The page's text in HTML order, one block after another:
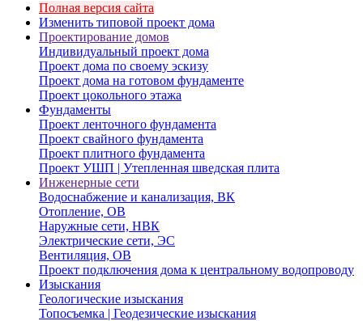
Полная версия сайта
Изменить типовой проект дома
Проектирование домов
Индивидуальный проект дома
Проект дома по своему эскизу
Проект дома на готовом фундаменте
Проект цокольного этажа
Фундаменты
Проект ленточного фундамента
Проект свайного фундамента
Проект плитного фундамента
Проект УШП | Утепленная шведская плита
Инженерные сети
Водоснабжение и канализация, ВК
Отопление, ОВ
Наружные сети, НВК
Электрические сети, ЭС
Вентиляция, ОВ
Проект подключения дома к центральному водопроводу
Изыскания
Геологические изыскания
Топосъемка | Геодезические изыскания